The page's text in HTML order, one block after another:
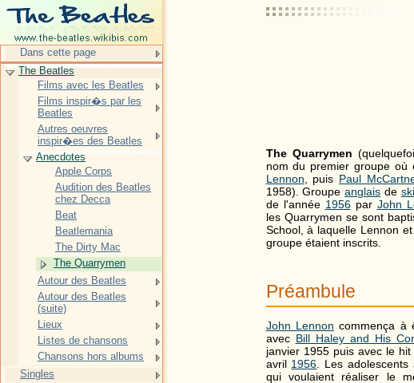
The Quarrymen
nom du premier groupe où
Lennon , puis Paul
1958). Groupeanglais de
de l'année 1956par John
les Quarrymen se sont
School, à laquelle Lennon
groupe étaient inscrits.
Préambule
John Lennon commença à
avec Bill Haley and His
janvier 1955 puis avec le hit
avril 1956 . Les
qui voulaient réaliser le
Dans cette page
The Beatles
Films avec les Beatles
Films inspir�s par les
Beatles
Autres oeuvres
inspir�es des Beatles
Anecdotes
Apple Corps
Audition des Beatles
chez Decca
Beat
Beatlemania
The Dirty Mac
The Quarrymen
Autour des Beatles
Autour des Beatles
(suite)
Lieux
Listes de chansons
Chansons hors albums
Singles